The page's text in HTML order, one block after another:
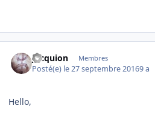
Jacquion Membres
Posté(e) le 27 septembre 20169 a
Hello,